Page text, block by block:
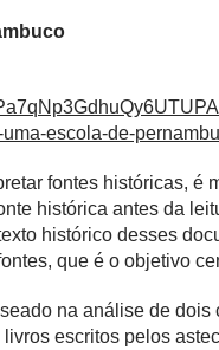
escola-de-
fontes históricas, é
histórica antes da
histórico desses
que é o objetivo
na análise de
escritos pelos